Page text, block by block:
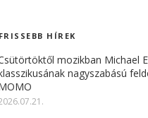
HÍREK
mozikban Michael
nagyszabású